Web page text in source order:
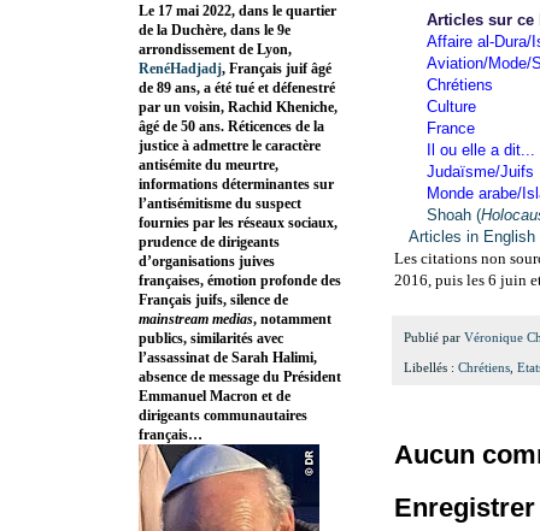
Articles sur ce
Affaire al-Dura/
Aviation/Mode/
Chrétiens
Culture
France
Il ou elle a dit...
Judaïsme/Juifs
Monde arabe/
Shoah (
Articles in English
Les citations non
2016, puis les 6 juin
Publié par Véronique
Libellés : Chrétiens
Aucun
Le 17 mai 2022, dans le quartier
de la Duchère, dans le 9e
arrondissement de Lyon,
RenéHadjadj, Français juif âgé
de 89 ans, a été tué et défenestré
par un voisin, Rachid Kheniche,
âgé de 50 ans. Réticences de la
justice à admettre le caractère
antisémite du meurtre,
informations déterminantes sur
l’antisémitisme du suspect
fournies par les réseaux sociaux,
prudence de dirigeants
d’organisations juives
françaises, émotion profonde des
Français juifs, silence de
mainstream medias, notamment
publics, similarités avec
l’assassinat de Sarah Halimi,
absence de message du Président
Emmanuel Macron et de
dirigeants communautaires
français…